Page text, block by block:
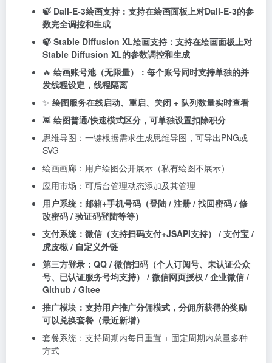
🍃 Dall-E-3绘画支持：支持在绘画面板上对Dall-E-3的参
数完全调控和生成
🍃 Stable Diffusion XL绘画支持：支持在绘画面板上对
Stable Diffusion XL的参数调控和生成
🔥 绘画账号池（无限量）：每个账号同时支持单独的并
发线程设定，线程隔离
✨ 绘图服务在线启动、重启、关闭 + 队列数量实时查看
👾 绘图普通/快速模式区分，可单独设置扣除积分
思维导图：一键根据需求生成思维导图，可导出PNG或
SVG
绘画画廊：用户绘图公开展示（私有绘图不展示）
应用市场：可后台管理动态添加及其管理
用户系统：邮箱+手机号码（登陆 / 注册 / 找回密码 / 修
改密码 / 验证码登陆等等）
支付系统：微信（支持扫码支付+JSAPI支持） / 支付宝 /
虎皮椒 / 自定义外链
第三方登录：QQ / 微信扫码（个人订阅号、未认证公众
号、已认证服务号均支持） / 微信网页授权 / 企业微信 /
Github / Gitee
推广模块：支持用户推广分佣模式，分佣所获得的奖励
可以兑换套餐（最近新增）
套餐系统：支持周期内每日重置 + 固定周期内总量多种
方式